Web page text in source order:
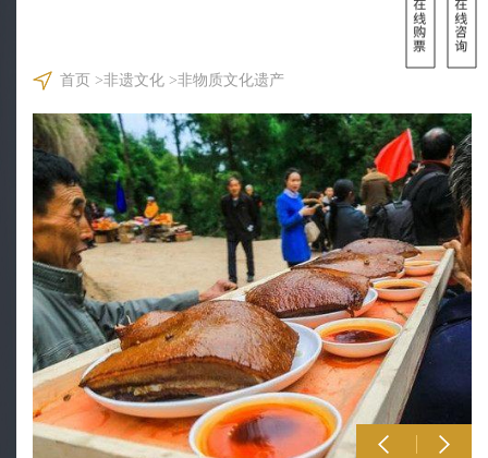
首页 >非遗文化 >非物质文化遗产